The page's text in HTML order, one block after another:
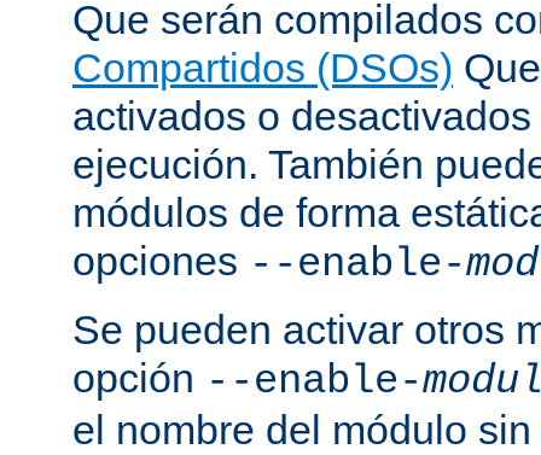
Que serán compilados
Compartidos (DSOs)
activados o
ejecución. También
módulos de forma
opciones --enable-
Se pueden activar otros
opción --enable-
el nombre del módulo